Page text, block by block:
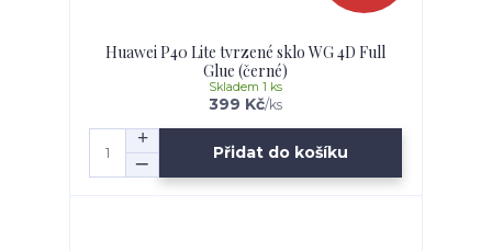
Huawei P40 Lite tvrzené sklo WG 4D Full
Glue (černé)
399 Kč/ks
Skladem 1 ks
Přidat do košíku